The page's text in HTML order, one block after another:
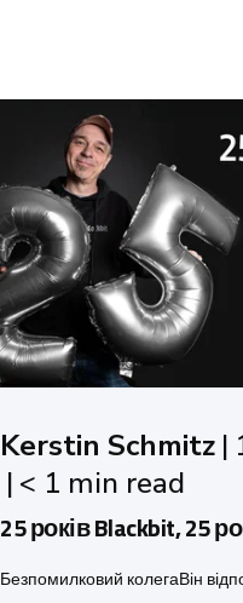
Kerstin Schmitz
< 1 min read
25 років Blackbit, 25
Безпомилковий колегаВін